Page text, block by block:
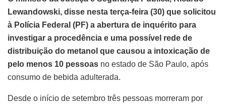
Lewandowski, disse nesta terça-feira (30) que solicitou
à Polícia Federal (PF) a abertura de inquérito para
investigar a procedência e uma possível rede de
distribuição do metanol que causou a intoxicação de
pelo menos 10 pessoas no estado de São Paulo, após
consumo de bebida adulterada.
Desde o início de setembro três pessoas morreram por